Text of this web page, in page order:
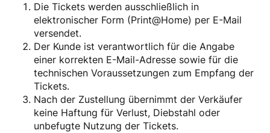
Die Tickets werden ausschließlich in
elektronischer Form (Print@Home) per E-Mail
versendet.
Der Kunde ist verantwortlich für die Angabe
einer korrekten E-Mail-Adresse sowie für die
technischen Voraussetzungen zum Empfang der
Tickets.
Nach der Zustellung übernimmt der Verkäufer
keine Haftung für Verlust, Diebstahl oder
unbefugte Nutzung der Tickets.